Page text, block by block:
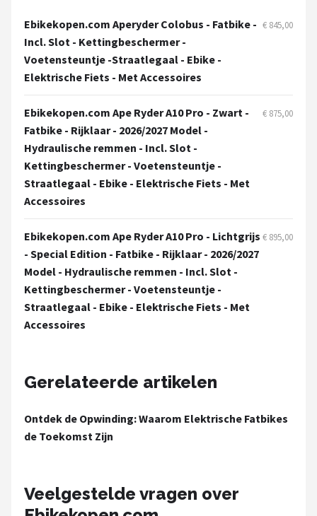
Voltano
Shimano
Cortina
Alle merken →
Ebikekopen.com Aperyder Colobus - Fatbike -
Incl. Slot - Kettingbeschermer -
Voetensteuntje -Straatlegaal - Ebike -
Elektrische Fiets - Met Accessoires
€ 845,00
Ebikekopen.com Ape Ryder A10 Pro - Zwart -
Fatbike - Rijklaar - 2026/2027 Model -
Hydraulische remmen - Incl. Slot -
Kettingbeschermer - Voetensteuntje -
Straatlegaal - Ebike - Elektrische Fiets - Met
Accessoires
€ 875,00
Ebikekopen.com Ape Ryder A10 Pro - Lichtgrijs
- Special Edition - Fatbike - Rijklaar - 2026/2027
Model - Hydraulische remmen - Incl. Slot -
Kettingbeschermer - Voetensteuntje -
Straatlegaal - Ebike - Elektrische Fiets - Met
Accessoires
€ 895,00
Gerelateerde artikelen
Ontdek de Opwinding: Waarom Elektrische Fatbikes
de Toekomst Zijn
Veelgestelde vragen over